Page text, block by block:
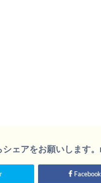
ェアをお願いします。
Facebook